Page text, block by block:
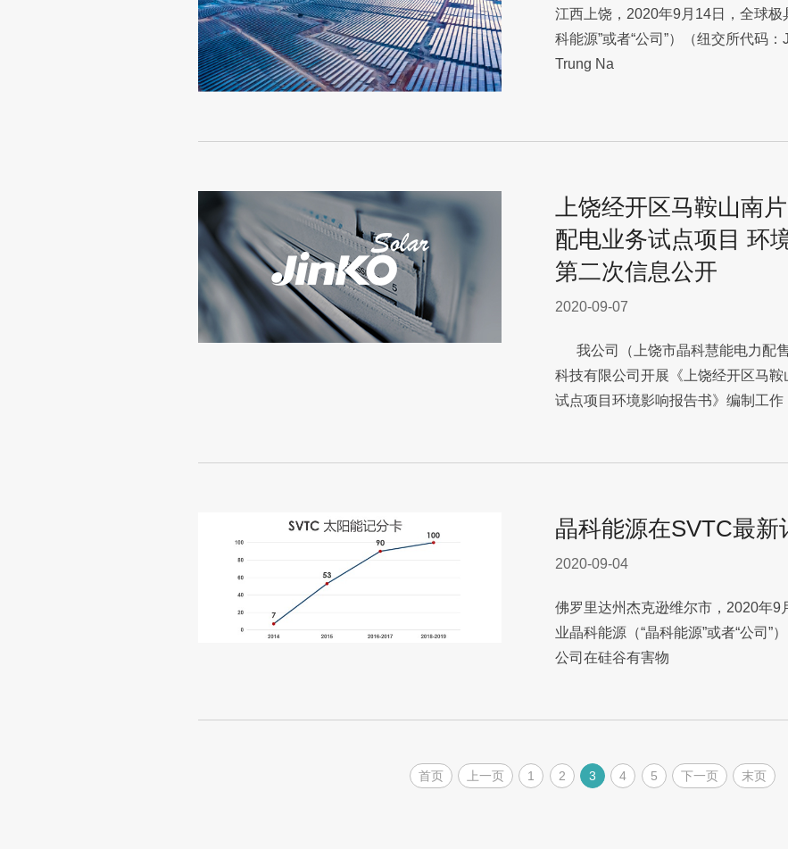
江西上饶，2020年9月14日，全球极
科能源”或者“公司”）（纽交所代码
Trung Na
上饶经开区马鞍山南
配电业务试点项目 环
第二次信息公开
2020-09-07
我公司（上饶市晶科慧能电力配
科技有限公司开展《上饶经开区马
试点项目环境影响报告书》编制工作
晶科能源在SVTC最
2020-09-04
佛罗里达州杰克逊维尔市，2020年9
业晶科能源（“晶科能源”或者“公司”
公司在硅谷有害物
首页 上一页 1 2 3 4 5 下一页 末页